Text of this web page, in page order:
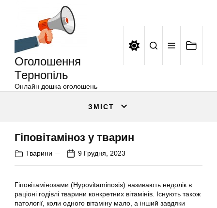
Оголошення
Тернопіль
Онлайн дошка оголошень
ЗМІСТ
Гіповітаміноз у тварин
Тварини 9 Грудня, 2023
Гіповітамінозами (Hypovitaminosis) називають недолік в
раціоні годівлі тварини конкретних вітамінів. Існують також
патології, коли одного вітаміну мало, а інший завдяки